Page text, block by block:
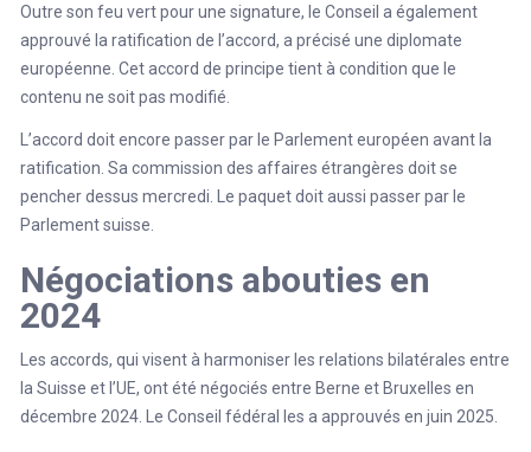
Outre son feu vert pour une signature, le Conseil a également
approuvé la ratification de l’accord, a précisé une diplomate
européenne. Cet accord de principe tient à condition que le
contenu ne soit pas modifié.
L’accord doit encore passer par le Parlement européen avant la
ratification. Sa commission des affaires étrangères doit se
pencher dessus mercredi. Le paquet doit aussi passer par le
Parlement suisse.
Négociations abouties en
2024
Les accords, qui visent à harmoniser les relations bilatérales entre
la Suisse et l’UE, ont été négociés entre Berne et Bruxelles en
décembre 2024. Le Conseil fédéral les a approuvés en juin 2025.